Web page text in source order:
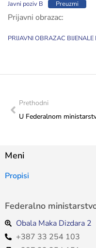
Javni poziv B Preuzmi
Prijavni obrazac:
PRIJAVNI OBRAZAC BIJENALE
Prethodni
Meni
Propisi
Federalno
Obala Maka Dizdara 2
+387 33 254 103